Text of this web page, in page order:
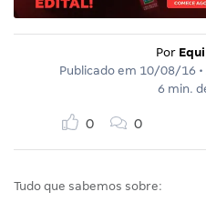
Por
Publicado em 10/08/16
6 min.
0 0
Tudo que sabemos sobre: